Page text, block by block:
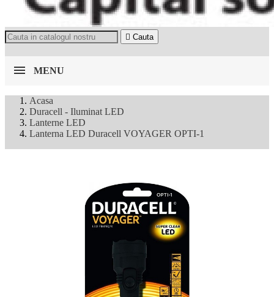
 Cauta
MENU
Acasa
Duracell - Iluminat LED
Lanterne LED
Lanterna LED Duracell VOYAGER OPTI-1